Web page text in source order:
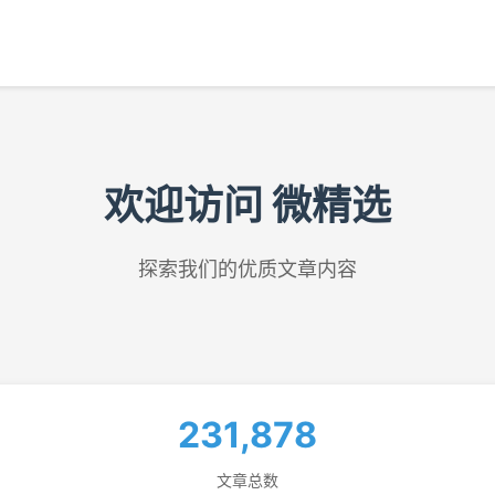
欢迎访问 微精选
探索我们的优质文章内容
231,878
文章总数